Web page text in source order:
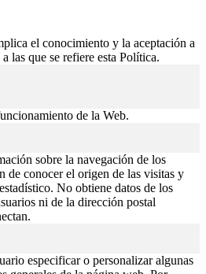
el conocimiento y la aceptación a
las que se refiere esta Política.
de la Web.
sobre la navegación de los
de conocer el origen de las visitas y
No obtiene datos de los
ni de la dirección postal
especificar o personalizar algunas